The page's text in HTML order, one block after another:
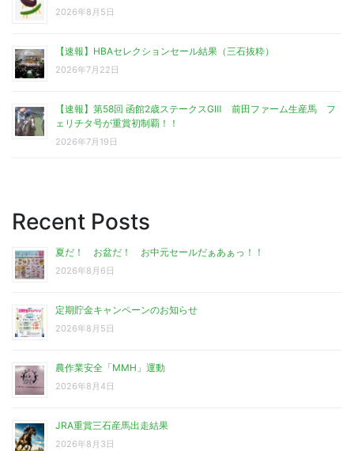
2026年8月5日
【速報】HBAセレクションセール結果（三石抜粋）
2026年7月22日
【速報】第58回 函館2歳ステークスGⅢ 前田ファーム生産馬 フ
ェリチタ号が重賞初制覇！！
2026年7月19日
Recent Posts
夏だ！ お盆だ！ お中元セールだぁあぁっ！！
2026年8月6日
定期貯金キャンペーンのお知らせ
2026年8月5日
農作業安全「MMH」運動
2026年8月4日
JRA重賞三石産馬出走結果
2026年8月3日